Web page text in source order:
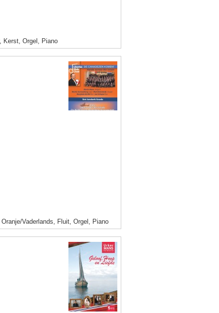
Kerst, Orgel, Piano
Vaderlands, Fluit, Orgel, Piano